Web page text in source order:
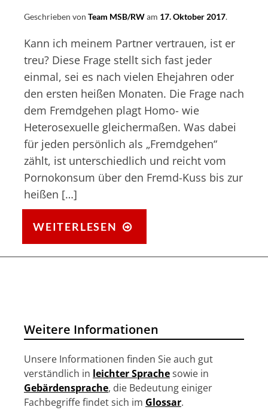
Geschrieben von Team MSB/RWam 17. Oktober 2017.
Kann ich meinem Partner vertrauen, ist er
treu? Diese Frage stellt sich fast jeder
einmal, sei es nach vielen Ehejahren oder
den ersten heißen Monaten. Die Frage nach
dem Fremdgehen plagt Homo- wie
Heterosexuelle gleichermaßen. Was dabei
für jeden persönlich als „Fremdgehen“
zählt, ist unterschiedlich und reicht vom
Pornokonsum über den Fremd-Kuss bis zur
heißen […]
WEITERLESEN
WIE
TREU
Weitere Informationen
Unsere Informationen finden Sie auch gut
verständlich in leichter Sprachesowie in
Gebärdensprache, die Bedeutung einiger
Fachbegriffe findet sich im Glossar.